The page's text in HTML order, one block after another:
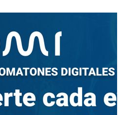
virtual de rocio.com.